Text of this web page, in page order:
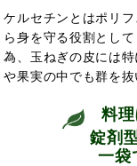
ケルセチンとはポリ
ら身を守る役割とし
為、玉ねぎの皮には
や果実の中でも群を抜
料
錠剤
一袋